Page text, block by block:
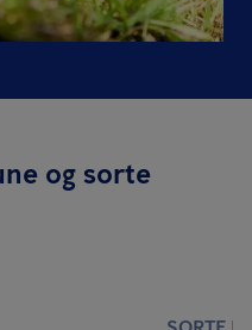
og sorte